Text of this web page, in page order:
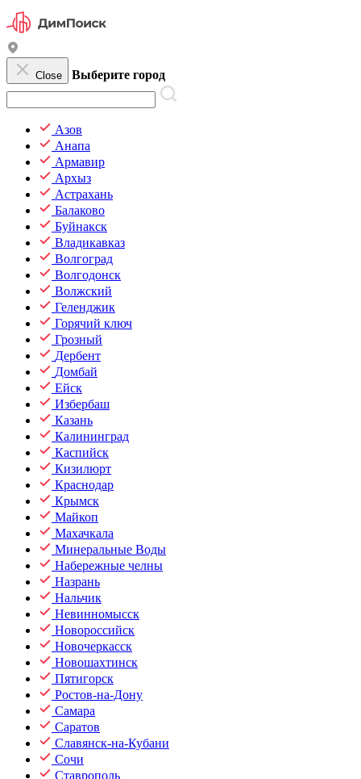
Close Выберите город
Азов
Анапа
Армавир
Архыз
Астрахань
Балаково
Буйнакск
Владикавказ
Волгоград
Волгодонск
Волжский
Геленджик
Горячий ключ
Грозный
Дербент
Домбай
Ейск
Избербаш
Казань
Калининград
Каспийск
Кизилюрт
Краснодар
Крымск
Майкоп
Махачкала
Минеральные Воды
Набережные челны
Назрань
Нальчик
Невинномысск
Новороссийск
Новочеркасск
Новошахтинск
Пятигорск
Ростов-на-Дону
Самара
Саратов
Славянск-на-Кубани
Сочи
Ставрополь